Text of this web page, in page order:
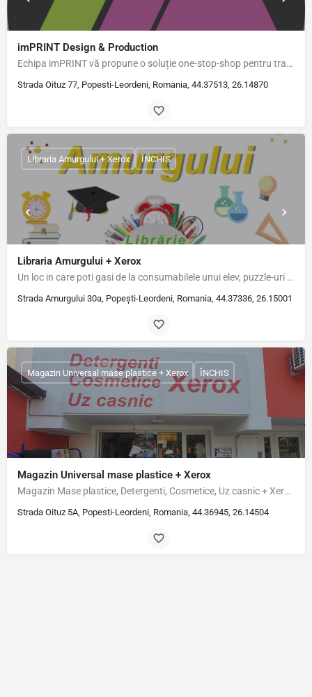
imPRINT Design & Production
Echipa imPRINT vă propune o soluție one-stop-shop pentru transpunerea imaginii companiei dumneavoastră în…
Strada Oituz 77, Popesti-Leordeni, Romania, 44.37513, 26.14870
Libraria Amurgului + Xerox
Un loc in care poti gasi de la consumabilele unui elev, puzzle-uri pentru cei mici, inclusiv sa te…
Strada Amurgului 30a, Popești-Leordeni, Romania, 44.37336, 26.15001
Libraria Amurgului + Xerox ÎNCHIS
Magazin Universal mase plastice + Xerox
Magazin Mase plastice, Detergenti, Cosmetice, Uz casnic + Xerox situat pe str. Oituz nr. 5A, Popesti Leordeni.
Strada Oituz 5A, Popesti-Leordeni, Romania, 44.36945, 26.14504
Magazin Universal mase plastice + Xerox ÎNCHIS